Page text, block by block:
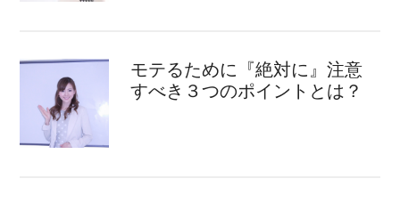
モテるために『絶対に』注意
すべき３つのポイントとは？